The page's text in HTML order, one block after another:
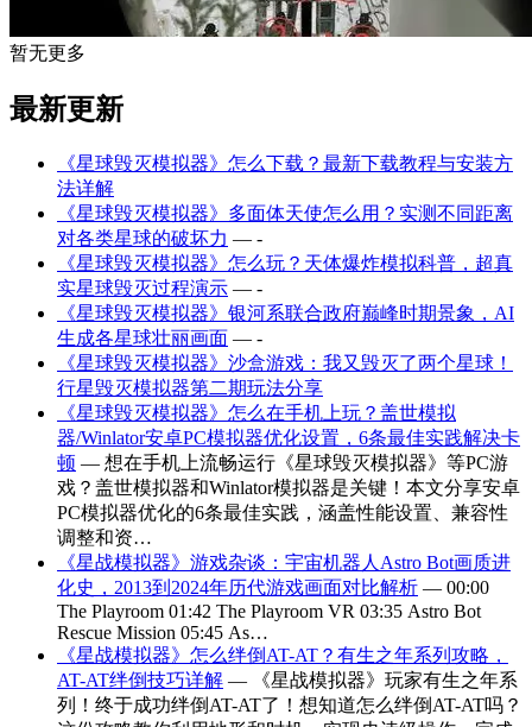
暂无更多
最新更新
《星球毁灭模拟器》怎么下载？最新下载教程与安装方
法详解
《星球毁灭模拟器》多面体天使怎么用？实测不同距离
对各类星球的破坏力 — -
《星球毁灭模拟器》怎么玩？天体爆炸模拟科普，超真
实星球毁灭过程演示 — -
《星球毁灭模拟器》银河系联合政府巅峰时期景象，AI
生成各星球壮丽画面 — -
《星球毁灭模拟器》沙盒游戏：我又毁灭了两个星球！
行星毁灭模拟器第二期玩法分享
《星球毁灭模拟器》怎么在手机上玩？盖世模拟
器/Winlator安卓PC模拟器优化设置，6条最佳实践解决卡
顿 — 想在手机上流畅运行《星球毁灭模拟器》等PC游
戏？盖世模拟器和Winlator模拟器是关键！本文分享安卓
PC模拟器优化的6条最佳实践，涵盖性能设置、兼容性
调整和资…
《星战模拟器》游戏杂谈：宇宙机器人Astro Bot画质进
化史，2013到2024年历代游戏画面对比解析 — 00:00
The Playroom 01:42 The Playroom VR 03:35 Astro Bot
Rescue Mission 05:45 As…
《星战模拟器》怎么绊倒AT-AT？有生之年系列攻略，
AT-AT绊倒技巧详解 — 《星战模拟器》玩家有生之年系
列！终于成功绊倒AT-AT了！想知道怎么绊倒AT-AT吗？